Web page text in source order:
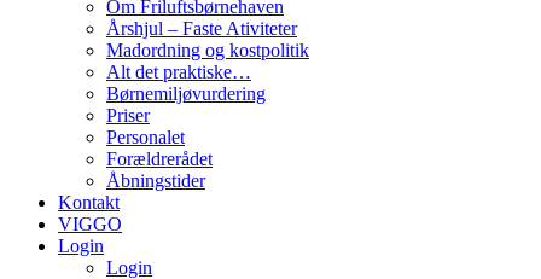
Om Friluftsbørnehaven
Årshjul – Faste Ativiteter
Madordning og kostpolitik
Alt det praktiske…
Børnemiljøvurdering
Priser
Personalet
Forældrerådet
Åbningstider
Kontakt
VIGGO
Login
Login